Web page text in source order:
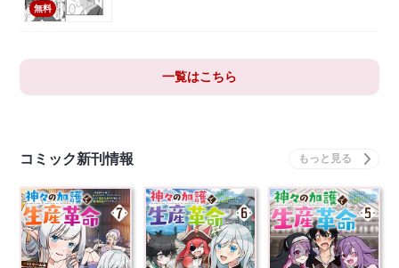
無料
一覧はこちら
コミック新刊情報